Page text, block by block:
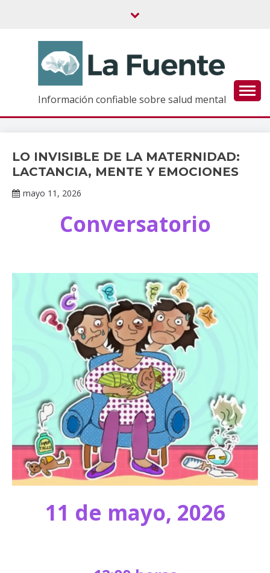
Información confiable sobre salud mental
Eventos
Académicos
LO INVISIBLE DE LA MATERNIDAD:
LACTANCIA, MENTE Y EMOCIONES
mayo 11, 2026
Gallardo
Conversatorio
11 de mayo, 2026